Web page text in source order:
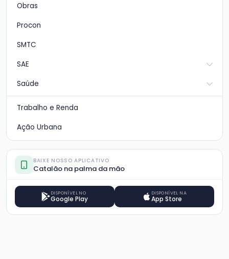
Obras
Procon
SMTC
SAE
Saúde
Trabalho e Renda
Ação Urbana
BAIXE NOSSO APLICATIVO
Catalão na palma da mão
DISPONÍVEL NO
Google Play
DISPONÍVEL NA
App Store